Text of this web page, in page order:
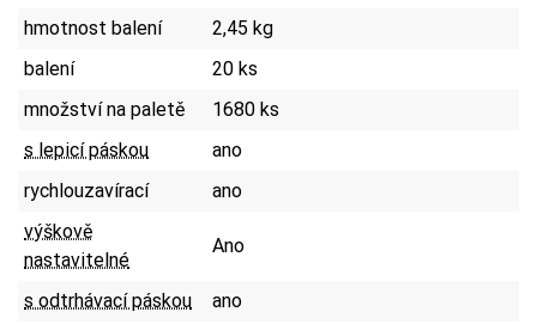
hmotnost balení
2,45 kg
balení
20 ks
množství na paletě
1680 ks
s lepicí páskou
ano
rychlouzavírací
ano
výškově
nastavitelné
Ano
s odtrhávací páskou
ano